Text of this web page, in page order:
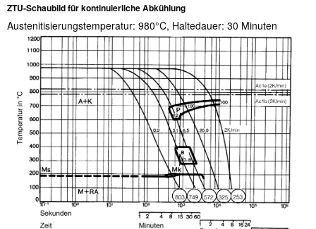
ZTU-Schaubild für kontinuierliche Abkühlung
Austenitisierungstemperatur: 980°C, Haltedauer: 30 Minuten